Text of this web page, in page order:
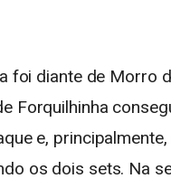
foi diante de Morro
Forquilhinha
e, principalmente,
os dois sets. Na